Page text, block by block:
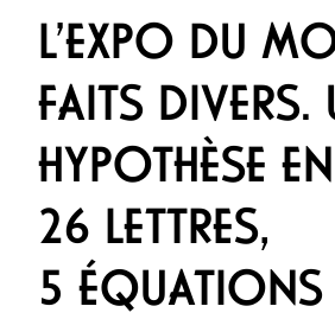
L’EXPO DU
FAITS DIVERS.
HYPOTHÈSE EN
26 LETTRES,
5 ÉQUATIONS